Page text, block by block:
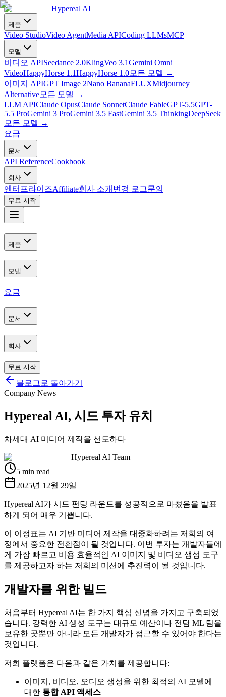
Hypereal AI
제품
Video StudioVideo AgentMedia APICoding LLMsMCP
모델
비디오 APISeedance 2.0KlingVeo 3.1Gemini Omni
VideoHappyHorse 1.1HappyHorse 1.0모든 모델 →
이미지 APIGPT Image 2Nano BananaFLUXMidjourney
Alternative모든 모델 →
LLM APIClaude OpusClaude SonnetClaude FableGPT-5.5GPT-
5.5 ProGemini 3 ProGemini 3.5 FastGemini 3.5 ThinkingDeepSeek
모든 모델 →
요금
문서
API ReferenceCookbook
회사
엔터프라이즈Affiliate회사 소개 변경 로그문의
무료 시작
제품
모델
요금
문서
회사
무료 시작
블로그로 돌아가기
Company News
Hypereal AI, 시드 투자 유치
차세대 AI 미디어 제작을 선도하다
Hypereal AI Team
5 min read
2025년 12월 29일
Hypereal AI가 시드 펀딩 라운드를 성공적으로 마쳤음을 발표
하게 되어 매우 기쁩니다.
이 이정표는 AI 기반 미디어 제작을 대중화하려는 저희의 여
정에서 중요한 전환점이 될 것입니다. 이번 투자는 개발자들에
게 가장 빠르고 비용 효율적인 AI 이미지 및 비디오 생성 도구
를 제공하고자 하는 저희의 미션에 추진력이 될 것입니다.
개발자를 위한 빌드
처음부터 Hypereal AI는 한 가지 핵심 신념을 가지고 구축되었
습니다. 강력한 AI 생성 도구는 대규모 예산이나 전담 ML 팀을
보유한 곳뿐만 아니라 모든 개발자가 접근할 수 있어야 한다는
것입니다.
저희 플랫폼은 다음과 같은 가치를 제공합니다:
이미지, 비디오, 오디오 생성을 위한 최적의 AI 모델에
대한 통합 API 액세스